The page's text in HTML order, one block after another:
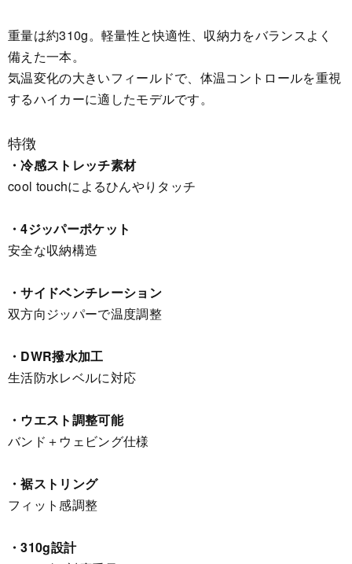
重量は約310g。軽量性と快適性、収納力をバランスよく
備えた一本。
気温変化の大きいフィールドで、体温コントロールを重視
するハイカーに適したモデルです。
特徴
・冷感ストレッチ素材
cool touchによるひんやりタッチ
・4ジッパーポケット
安全な収納構造
・サイドベンチレーション
双方向ジッパーで温度調整
・DWR撥水加工
生活防水レベルに対応
・ウエスト調整可能
バンド＋ウェビング仕様
・裾ストリング
フィット感調整
・310g設計